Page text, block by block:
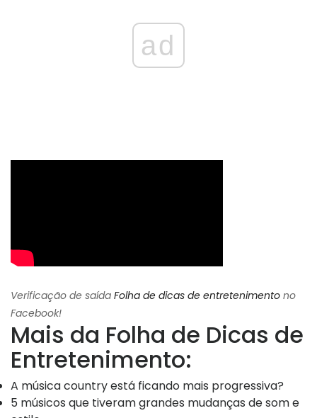
ad
Verificação de saída Folha de dicas de entretenimento no
Facebook!
Mais da Folha de Dicas de
Entretenimento:
A música country está ficando mais progressiva?
5 músicos que tiveram grandes mudanças de som e